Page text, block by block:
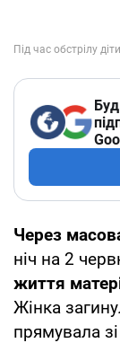
Через
ніч на 2
життя
Жінка
прямувала